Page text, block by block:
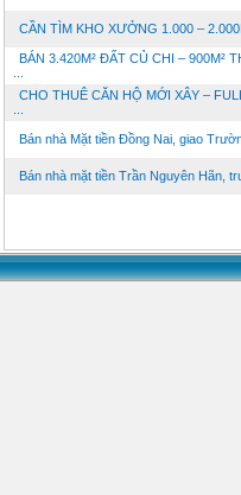
CẦN TÌM KHO XƯỞNG 1.000 –
BÁN 3.420M² ĐẤT CỦ CHI – 900M²
CHO THUÊ CĂN HỘ MỚI XÂY –
Bán nhà Mặt tiền Đồng Nai, giao
Bán nhà mặt tiền Trần Nguyên Hãn,